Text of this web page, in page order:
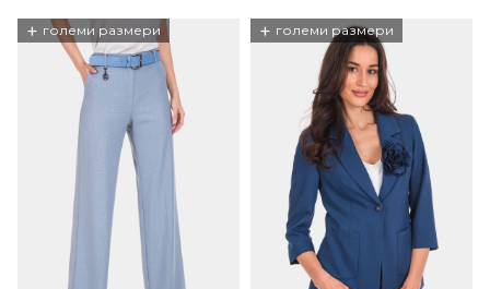
+ големи размери + големи размери